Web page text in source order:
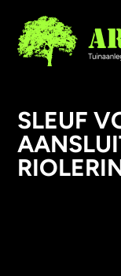
SLEUF